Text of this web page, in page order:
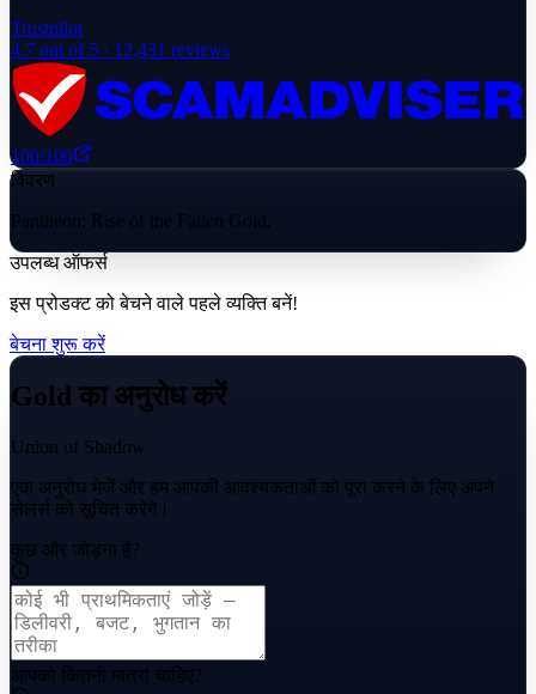
Trustpilot
4.7 out of 5 · 12,431 reviews
100/100
विवरण
Pantheon: Rise of the Fallen Gold.
उपलब्ध ऑफर्स
इस प्रोडक्ट को बेचने वाले पहले व्यक्ति बनें!
बेचना शुरू करें
Gold का अनुरोध करें
Union of Shadow
एक अनुरोध भेजें और हम आपकी आवश्यकताओं को पूरा करने के लिए अपने
सेलर्स को सूचित करेंगे।
कुछ और जोड़ना है?
आपको कितनी मात्रा चाहिए?